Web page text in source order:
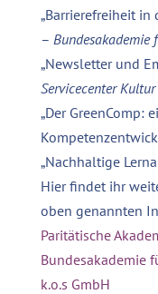
„Barrierefreiheit in
–
„Newsletter und
Servicecenter Kultur
„Der GreenComp:
„Nachhaltige
Hier findet ihr
oben genannten
Paritätische
Bundesakademie
k.o.s GmbH